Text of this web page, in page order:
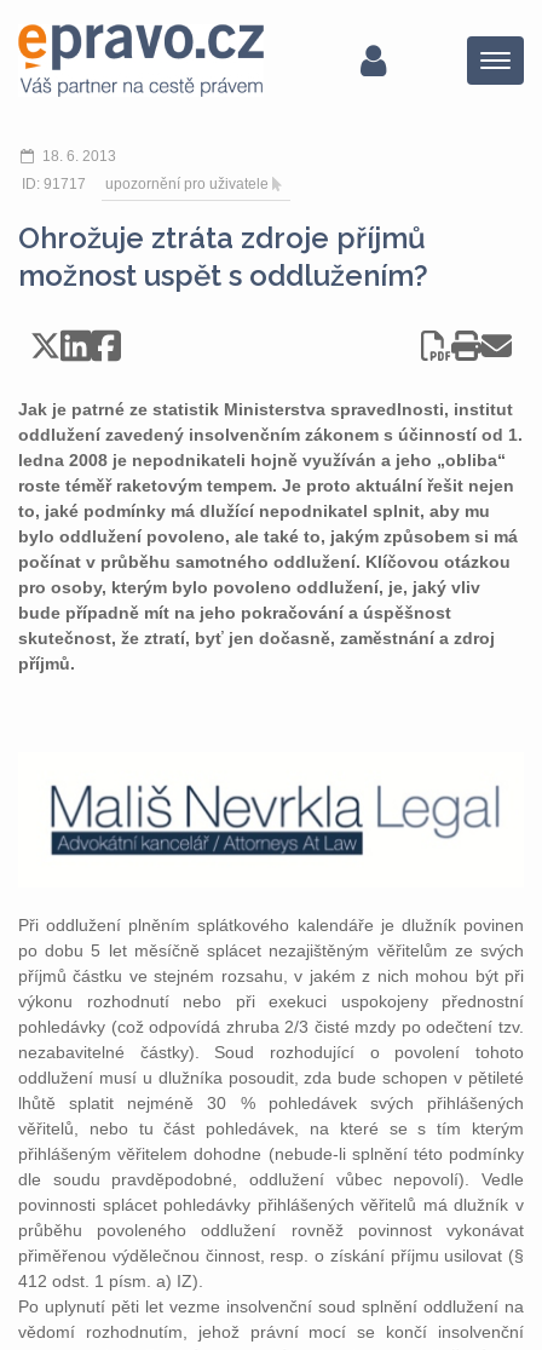
Menu
18. 6. 2013
ID: 91717
upozornění pro uživatele
Ohrožuje ztráta zdroje příjmů
možnost uspět s oddlužením?
Jak je patrné ze statistik Ministerstva spravedlnosti, institut
oddlužení zavedený insolvenčním zákonem s účinností od 1.
ledna 2008 je nepodnikateli hojně využíván a jeho „obliba“
roste téměř raketovým tempem. Je proto aktuální řešit nejen
to, jaké podmínky má dlužící nepodnikatel splnit, aby mu
bylo oddlužení povoleno, ale také to, jakým způsobem si má
počínat v průběhu samotného oddlužení. Klíčovou otázkou
pro osoby, kterým bylo povoleno oddlužení, je, jaký vliv
bude případně mít na jeho pokračování a úspěšnost
skutečnost, že ztratí, byť jen dočasně, zaměstnání a zdroj
příjmů.
Při oddlužení plněním splátkového kalendáře je dlužník povinen
po dobu 5 let měsíčně splácet nezajištěným věřitelům ze svých
příjmů částku ve stejném rozsahu, v jakém z nich mohou být při
výkonu rozhodnutí nebo při exekuci uspokojeny přednostní
pohledávky (což odpovídá zhruba 2/3 čisté mzdy po odečtení tzv.
nezabavitelné částky). Soud rozhodující o povolení tohoto
oddlužení musí u dlužníka posoudit, zda bude schopen v pětileté
lhůtě splatit nejméně 30 % pohledávek svých přihlášených
věřitelů, nebo tu část pohledávek, na které se s tím kterým
přihlášeným věřitelem dohodne (nebude-li splnění této podmínky
dle soudu pravděpodobné, oddlužení vůbec nepovolí). Vedle
povinnosti splácet pohledávky přihlášených věřitelů má dlužník v
průběhu povoleného oddlužení rovněž povinnost vykonávat
přiměřenou výdělečnou činnost, resp. o získání příjmu usilovat (§
412 odst. 1 písm. a) IZ).
Po uplynutí pěti let vezme insolvenční soud splnění oddlužení na
vědomí rozhodnutím, jehož právní mocí se končí insolvenční